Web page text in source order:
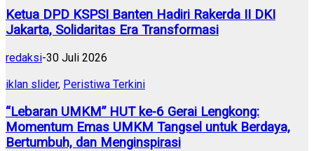
Ketua DPD KSPSI Banten Hadiri Rakerda II DKI
Jakarta, Solidaritas Era Transformasi
redaksi-30 Juli 2026
iklan slider, Peristiwa Terkini
“Lebaran UMKM” HUT ke-6 Gerai Lengkong:
Momentum Emas UMKM Tangsel untuk Berdaya,
Bertumbuh, dan Menginspirasi